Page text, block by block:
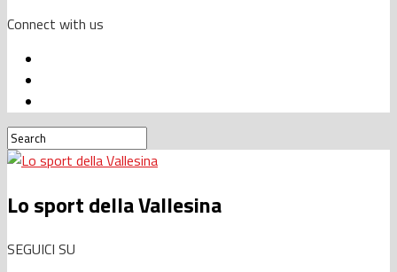
Connect with us
Lo sport della Vallesina
SEGUICI SU